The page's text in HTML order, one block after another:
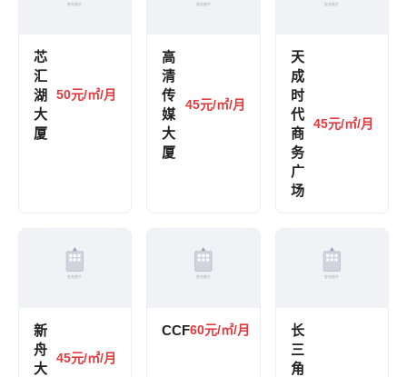
芯
汇
湖
大
厦
50元/㎡/月
高
清
传
媒
大
厦
45元/㎡/月
天
成
时
代
商
务
广
场
45元/㎡/月
新
舟
大
45元/㎡/月
CCF60元/㎡/月
长
三
角